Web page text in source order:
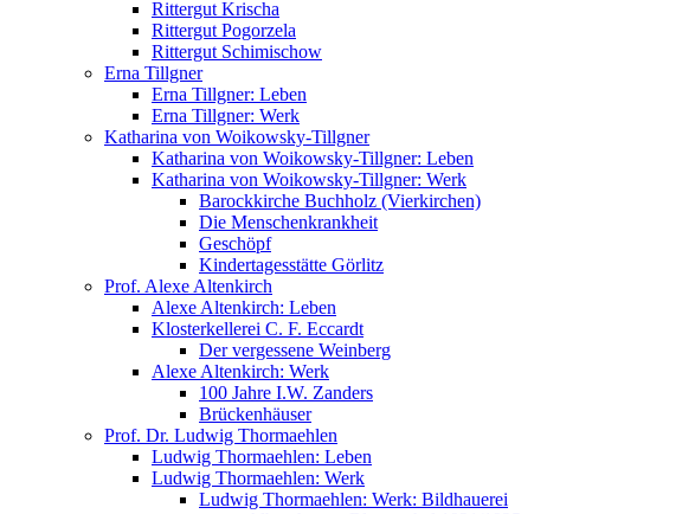
Rittergut Krischa
Rittergut Pogorzela
Rittergut Schimischow
Erna Tillgner
Erna Tillgner: Leben
Erna Tillgner: Werk
Katharina von Woikowsky-Tillgner
Katharina von Woikowsky-Tillgner: Leben
Katharina von Woikowsky-Tillgner: Werk
Barockkirche Buchholz (Vierkirchen)
Die Menschenkrankheit
Geschöpf
Kindertagesstätte Görlitz
Prof. Alexe Altenkirch
Alexe Altenkirch: Leben
Klosterkellerei C. F. Eccardt
Der vergessene Weinberg
Alexe Altenkirch: Werk
100 Jahre I.W. Zanders
Brückenhäuser
Prof. Dr. Ludwig Thormaehlen
Ludwig Thormaehlen: Leben
Ludwig Thormaehlen: Werk
Ludwig Thormaehlen: Werk: Bildhauerei